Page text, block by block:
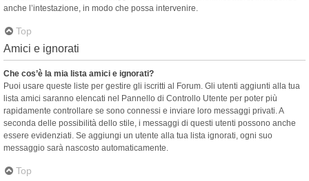
anche l’intestazione, in modo che possa intervenire.
Top
Amici e ignorati
Che cos’è la mia lista amici e ignorati?
Puoi usare queste liste per gestire gli iscritti al Forum. Gli utenti aggiunti alla tua
lista amici saranno elencati nel Pannello di Controllo Utente per poter più
rapidamente controllare se sono connessi e inviare loro messaggi privati. A
seconda delle possibilità dello stile, i messaggi di questi utenti possono anche
essere evidenziati. Se aggiungi un utente alla tua lista ignorati, ogni suo
messaggio sarà nascosto automaticamente.
Top